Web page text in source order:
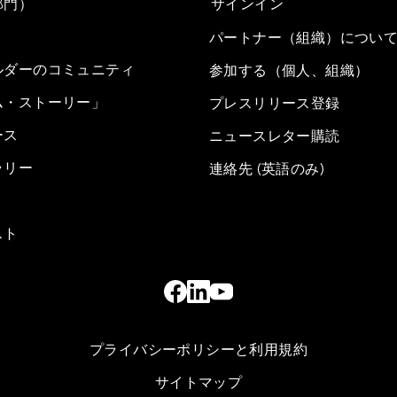
）
ーのコミュニティ
ストーリー」
リー
サインイン
パートナー（組織）につい
参加する（個人、組織）
プレスリリース登録
ニュースレター購読
連絡先 (英語のみ)
プライバシーポリシーと利用規約
サイトマップ